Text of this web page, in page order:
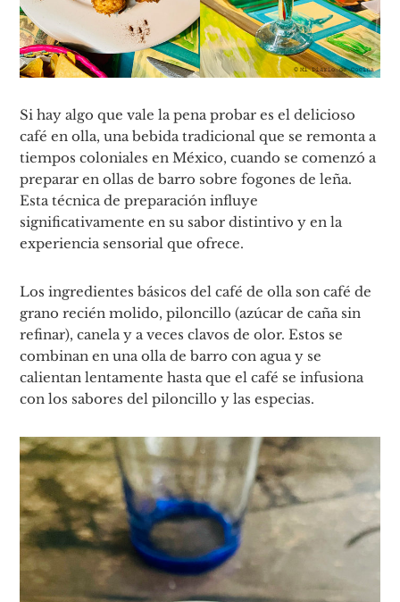
Si hay algo que vale la pena probar es el delicioso
café en olla, una bebida tradicional que se remonta a
tiempos coloniales en México, cuando se comenzó a
preparar en ollas de barro sobre fogones de leña.
Esta técnica de preparación influye
significativamente en su sabor distintivo y en la
experiencia sensorial que ofrece.
Los ingredientes básicos del café de olla son café de
grano recién molido, piloncillo (azúcar de caña sin
refinar), canela y a veces clavos de olor. Estos se
combinan en una olla de barro con agua y se
calientan lentamente hasta que el café se infusiona
con los sabores del piloncillo y las especias.